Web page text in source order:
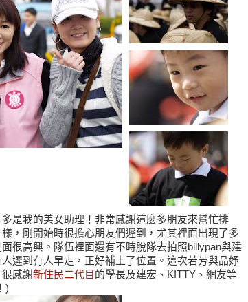
是我的美女助理！非常感謝這麼多朋友來幫忙排
，剛開始時很擔心朋友們遲到，尤其裡面出現了多
很高興。隊伍裡面還有不時脫隊去拍照billypan與建
遲到有人早走，正好補上了位置。這次若芳與品妤
感謝新住民二代目 的學長及建宏、KITTY、網友等
)